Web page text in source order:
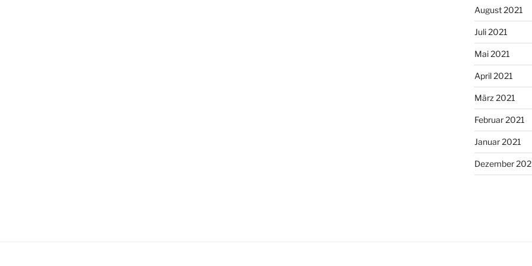
August 2021
Juli 2021
Mai 2021
April 2021
März 2021
Februar 2021
Januar 2021
Dezember